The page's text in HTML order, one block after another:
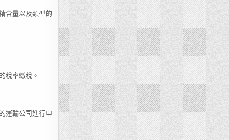
含量以及類型的
稅率繳稅。
運輸公司進行申